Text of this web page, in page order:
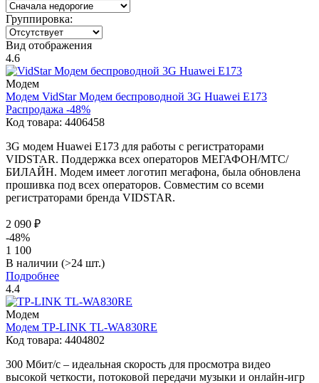
Группировка:
Вид отображения
4.6
Модем
Модем VidStar Модем беспроводной 3G Huawei Е173
Распродажа -48%
Код товара: 4406458
3G модем Huawei Е173 для работы с регистраторами
VIDSTAR. Поддержка всех операторов МЕГАФОН/МТС/
БИЛАЙН. Модем имеет логотип мегафона, была обновлена
прошивка под всех операторов. Совместим со всеми
регистраторами бренда VIDSTAR.
2 090 ₽
-48%
1 100
В наличии (>24 шт.)
Подробнее
4.4
Модем
Модем TP-LINK TL-WA830RE
Код товара: 4404802
300 Мбит/с – идеальная скорость для просмотра видео
высокой четкости, потоковой передачи музыки и онлайн-игр